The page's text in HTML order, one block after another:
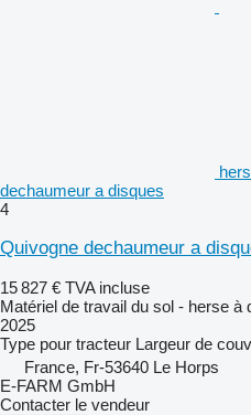
dechaumeur a disques
4
Quivogne dechaumeur a
15 827 € TVA incluse
Matériel de travail du sol - herse à
2025
Type pour tracteur Largeur de
France, Fr-53640 Le Horps
E-FARM GmbH
Contacter le vendeur